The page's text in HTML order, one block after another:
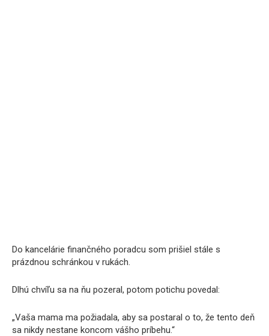
Do kancelárie finančného poradcu som prišiel stále s
prázdnou schránkou v rukách.
Dlhú chvíľu sa na ňu pozeral, potom potichu povedal:
„Vaša mama ma požiadala, aby sa postaral o to, že tento deň
sa nikdy nestane koncom vášho príbehu.“